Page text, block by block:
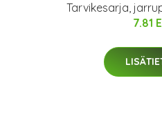
Tarvikesarja,
7.81